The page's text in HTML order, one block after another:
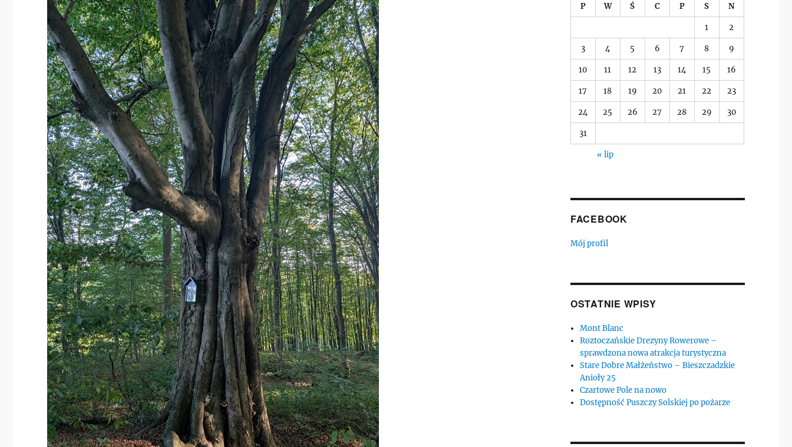
P W Ś C P S N
1 2
3 4 5 6 7 8 9
10 11 12 13 14 15 16
17 18 19 20 21 22 23
24 25 26 27 28 29 30
31
« lip
FACEBOOK
Mój profil
OSTATNIE WPISY
Mont Blanc
Roztoczańskie Drezyny Rowerowe –
sprawdzona nowa atrakcja turystyczna
Stare Dobre Małżeństwo – Bieszczadzkie
Anioły 25
Czartowe Pole na nowo
Dostępność Puszczy Solskiej po pożarze